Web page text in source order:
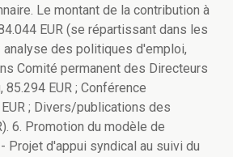
Le montant de la contribution à
EUR (se répartissant dans les
analyse des politiques d'emploi,
Comité permanent des Directeurs
EUR ; Conférence
; Divers/publications des
6. Promotion du modèle de
Projet d'appui syndical au suivi du